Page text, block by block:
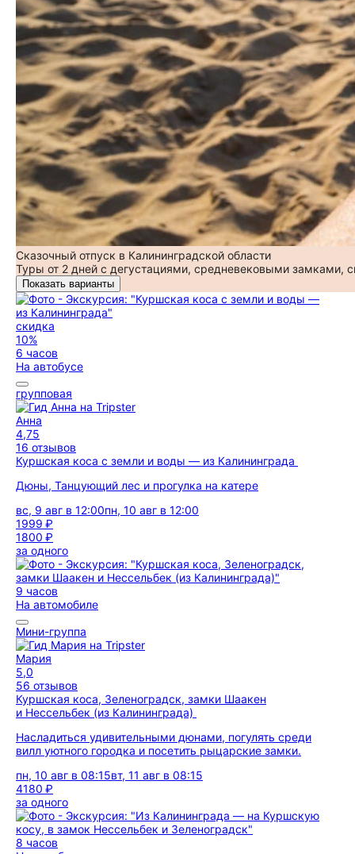
Сказочный отпуск в Калининградской области
Туры от 2 дней с дегустациями, средневековыми замками,
Показать варианты
скидка
10%
6 часов
На автобусе
групповая
Анна
4,75
16 отзывов
Куршская коса с земли и воды — из Калининграда
Дюны, Танцующий лес и прогулка на катере
вс, 9 авг в 12:00пн, 10 авг в 12:00
1999 ₽
1800 ₽
за одного
9 часов
На автомобиле
Мини-группа
Мария
5,0
56 отзывов
Куршская коса, Зеленоградск, замки Шаакен
и Нессельбек (из Калининграда)
Насладиться удивительными дюнами, погулять среди
вилл уютного городка и посетить рыцарские замки.
пн, 10 авг в 08:15вт, 11 авг в 08:15
4180 ₽
за одного
8 часов